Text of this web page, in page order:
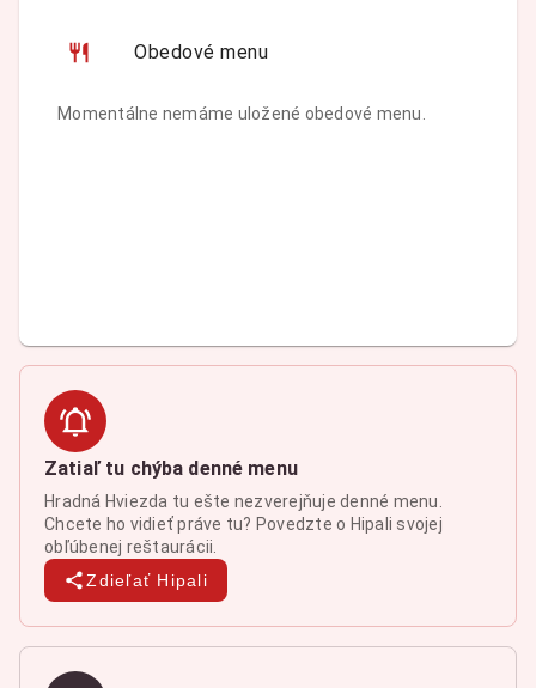
Obedové menu
Momentálne nemáme uložené obedové menu.
Zatiaľ tu chýba denné menu
Hradná Hviezda tu ešte nezverejňuje denné menu.
Chcete ho vidieť práve tu? Povedzte o Hipali svojej
obľúbenej reštaurácii.
Zdieľať Hipali